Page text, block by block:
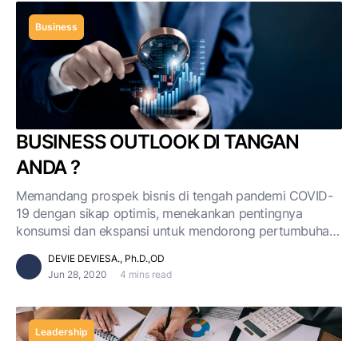
Business
BUSINESS OUTLOOK DI TANGAN
ANDA ?
Memandang prospek bisnis di tengah pandemi COVID-
19 dengan sikap optimis, menekankan pentingnya
konsumsi dan ekspansi untuk mendorong pertumbuhan
DEVIE DEVIESA., Ph.D.,OD
Jun 28, 2020
4 mins read
Leadership